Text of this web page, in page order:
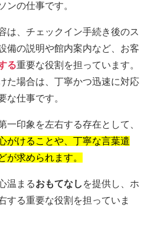
ンの仕事です。
は、チェックイン手続き後のス
備の説明や館内案内など、お客
る重要な役割を担っています。
た場合は、丁寧かつ迅速に対応
な仕事です。
一印象を左右する存在として、
がけることや、丁寧な言葉遣
が求められます。
温まるおもてなし を提供し、ホ
する重要な役割を担っていま